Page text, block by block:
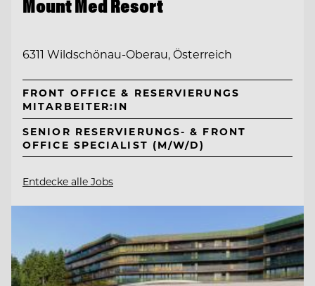
Mount Med Resort
6311 Wildschönau-Oberau, Österreich
FRONT OFFICE & RESERVIERUNGS
MITARBEITER:IN
SENIOR RESERVIERUNGS- & FRONT
OFFICE SPECIALIST (M/W/D)
Entdecke alle Jobs